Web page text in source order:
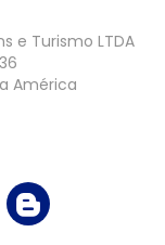
e Turismo LTDA
América